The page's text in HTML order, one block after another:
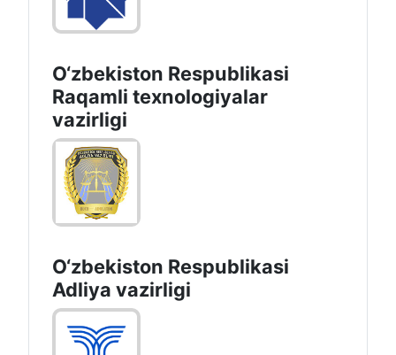
O‘zbekiston Respublikasi
Raqamli texnologiyalar
vazirligi
O‘zbekiston Respublikasi
Adliya vazirligi